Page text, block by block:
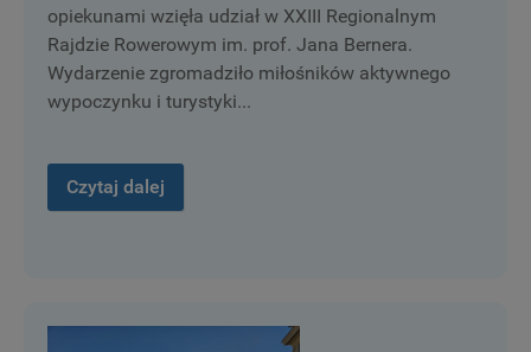
opiekunami wzięła udział w XXIII Regionalnym
Rajdzie Rowerowym im. prof. Jana Bernera.
Wydarzenie zgromadziło miłośników aktywnego
wypoczynku i turystyki...
Czytaj dalej